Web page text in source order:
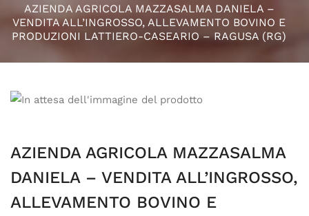
AZIENDA AGRICOLA MAZZASALMA DANIELA –
VENDITA ALL’INGROSSO, ALLEVAMENTO BOVINO E
PRODUZIONI LATTIERO-CASEARIO – RAGUSA (RG)
AZIENDA AGRICOLA MAZZASALMA
DANIELA – VENDITA ALL’INGROSSO,
ALLEVAMENTO BOVINO E